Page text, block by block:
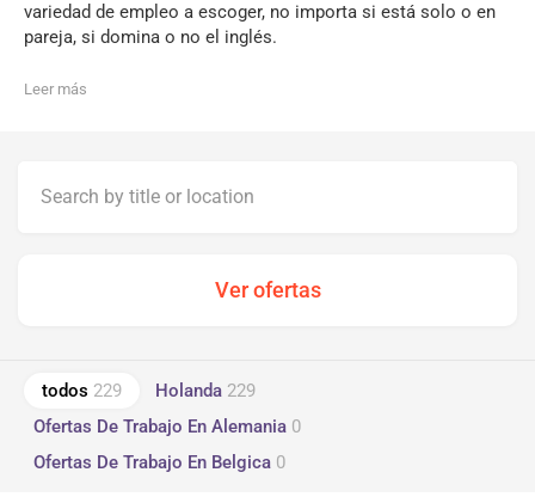
variedad de empleo a escoger, no importa si está solo o en
pareja, si domina o no el inglés.
Leer más
todos 229 Holanda 229
Ofertas De Trabajo En Alemania 0
Ofertas De Trabajo En Belgica 0